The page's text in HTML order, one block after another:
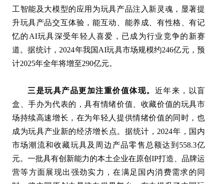
工智能及大模型的应用为玩具产品注入新灵魂，显著提
升玩具产品交互体验，能互动、能养成、有性格、有记
忆的AI玩具深受年轻人喜爱，已成为行业竞争的新赛
道。据统计，2024年我国AI玩具市场规模约246亿元，预
计2025年全年将增至290亿元。
三是玩具产品更加注重价值体现。 近年来，以盲
盒、手办为代表的，具有情绪价值、收藏价值的玩具市
场持续高速增长，在为年轻人提供情绪价值的同时，也
成为玩具产业新的经济增长点。据统计，2024年，国内
市场潮流和收藏玩具及周边产品零售总额达到558.3亿
元。一批具有创新能力的本土企业在原创IP打造、品牌运
营等方面展现出强劲实力，在满足国内消费需求的同